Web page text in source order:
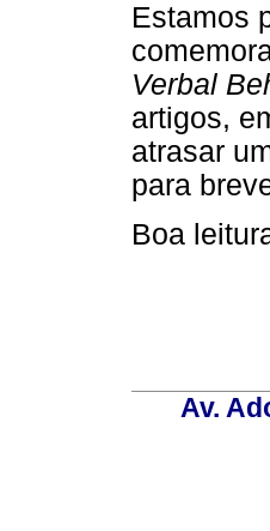
Estamos
Verbal
artigos,
atrasar
para
Boa
Av.